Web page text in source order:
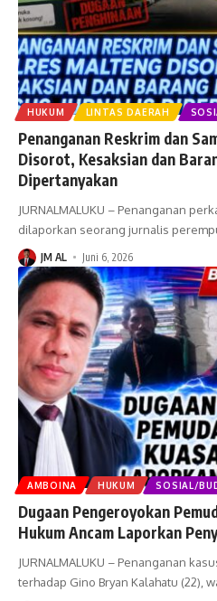
HUKUM LINTAS DAERAH
Penanganan Reskrim dan
Disorot, Kesaksian dan
Dipertanyakan
JURNALMALUKU – Penanganan
dilaporkan seorang jurnalis
JM AL Juni 6, 2026
AMBOINA HUKUM SOSIAL/
Dugaan Pengeroyokan
Hukum Ancam Laporkan
JURNALMALUKU – Penanganan
terhadap Gino Bryan Kalahatu (22),